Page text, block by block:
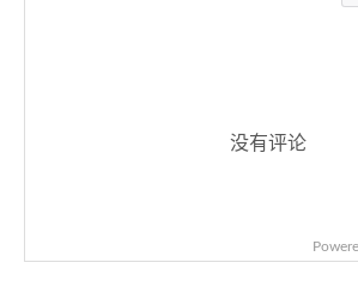
没有评论